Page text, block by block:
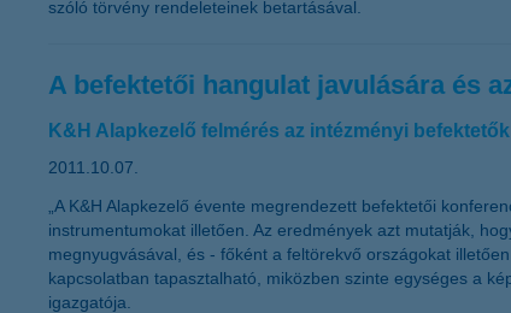
szóló törvény rendeleteinek betartásával.
A befektetői hangulat javulására és
K&H Alapkezelő felmérés az intézményi
2011.10.07.
„A K&H Alapkezelő évente megrendezett befektetői
instrumentumokat illetően. Az eredmények azt mutatják,
megnyugvásával, és - főként a feltörekvő országokat
kapcsolatban tapasztalható, miközben szinte egységes a
igazgatója.